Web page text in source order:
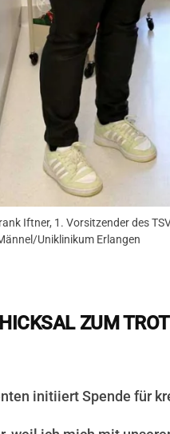
Iftner, 1. Vorsitzender des
Uniklinikum Erlangen
ZUM
initiiert Spende für